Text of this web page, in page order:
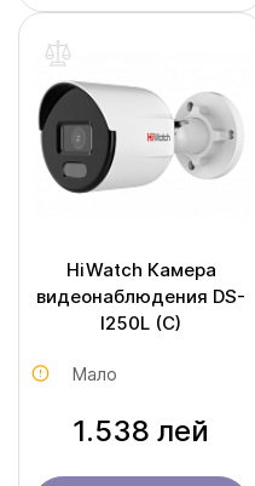
HiWatch Камера
видеонаблюдения DS-
I250L (С)
Мало
1.538 лей